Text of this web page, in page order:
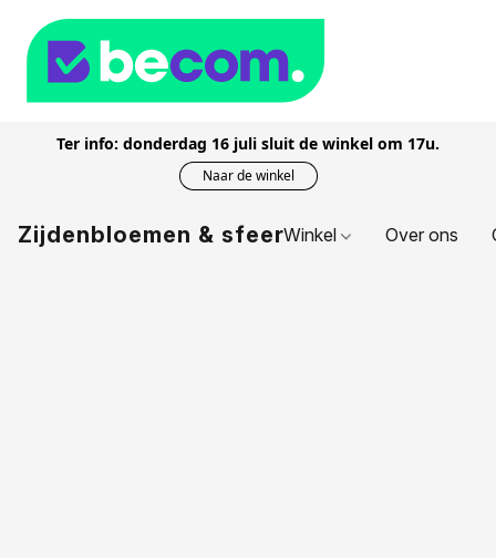
Ter info: donderdag 16 juli sluit de winkel om 17u.
Naar de winkel
Zijdenbloemen & sfeerWinkel Over ons